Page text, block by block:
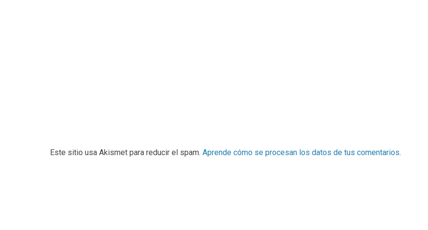
Este sitio usa Akismet para reducir el spam. Aprende cómo se procesan los datos de tus comentarios.